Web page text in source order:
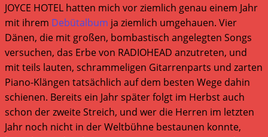
JOYCE HOTEL hatten mich vor ziemlich genau einem Jahr
mit ihrem Debütalbum ja ziemlich umgehauen. Vier
Dänen, die mit großen, bombastisch angelegten Songs
versuchen, das Erbe von RADIOHEAD anzutreten, und
mit teils lauten, schrammeligen Gitarrenparts und zarten
Piano-Klängen tatsächlich auf dem besten Wege dahin
schienen. Bereits ein Jahr später folgt im Herbst auch
schon der zweite Streich, und wer die Herren im letzten
Jahr noch nicht in der Weltbühne bestaunen konnte,